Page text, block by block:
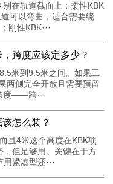
在轨道截面上：柔性KBK
可以弯曲，适合需要绕
刚性KBK···
跨度应该定多少？
米到9.5米之间。如果工
两侧完全开放且需要预留
度——跨···
怎么装？
且4米这个高度在KBK项
但足够用。关键在于方
紧凑型还···